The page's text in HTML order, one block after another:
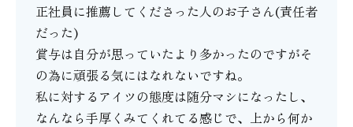
正社員に推薦してくださった人のお子さん(責任者
だった)
賞与は自分が思っていたより多かったのですがそ
の為に頑張る気にはなれないですね。
私に対するアイツの態度は随分マシになったし、
なんなら手厚くみてくれてる感じで、上から何か